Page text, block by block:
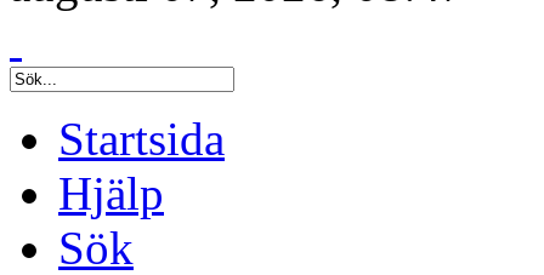
Startsida
Hjälp
Sök